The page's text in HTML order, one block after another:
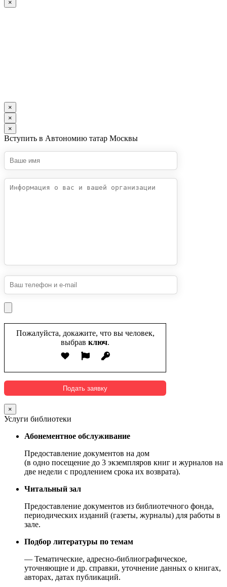
×
×
×
×
Вступить в Автономию татар Москвы
Пожалуйста, докажите, что вы человек,
выбрав ключ.
×
Услуги библиотеки
Абонементное обслуживание
Предоставление документов на дом
(в одно посещение до 3 экземпляров книг и журналов на
две недели с продлением срока их возврата).
Читальный зал
Предоставление документов из библиотечного фонда,
периодических изданий (газеты, журналы) для работы в
зале.
Подбор литературы по темам
— Тематические, адресно-библиографическое,
уточняющие и др. справки, уточнение данных о книгах,
авторах, датах публикаций.